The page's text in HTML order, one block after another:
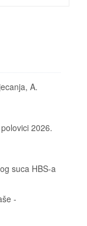
A.
2026.
suca HBS-a
-